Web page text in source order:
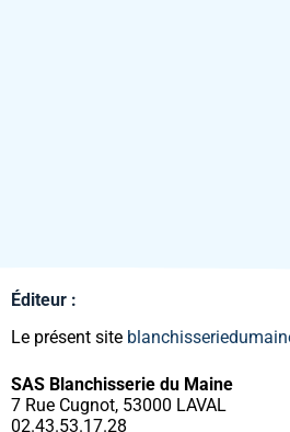
Éditeur :
Le présent site
SAS Blanchisserie du Maine
7 Rue Cugnot, 53000 LAVAL
02.43.53.17.28